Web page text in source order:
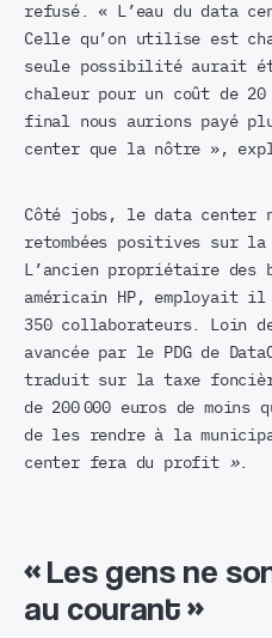
refusé. « L’eau du data
Celle qu’on utilise est
seule possibilité aurait
chaleur pour un coût de
final nous aurions payé
center que la nôtre »,
Côté jobs, le data center
retombées positives sur la
L’ancien propriétaire des
américain HP, employait il
350 collaborateurs. Loin
avancée par le PDG de
traduit sur la taxe
de 200 000 euros de moins
de les rendre à la
center fera du profit ».
«Les gens ne
au courant»